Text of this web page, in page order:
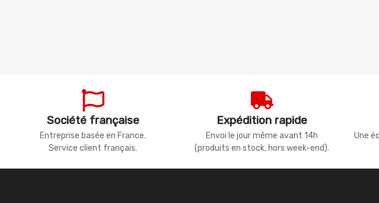
Société française
Entreprise basée en France.
Service client français.
Expédition rapide
Envoi le jour même avant 14h
(produits en stock, hors week-end).
Une